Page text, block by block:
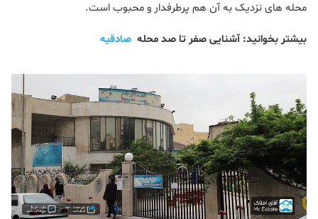
محله های نزدیک به آن هم پرطرفدار و محبوب است.
بیشتر بخوانید: آشنایی صفر تا صد محله صادقیه